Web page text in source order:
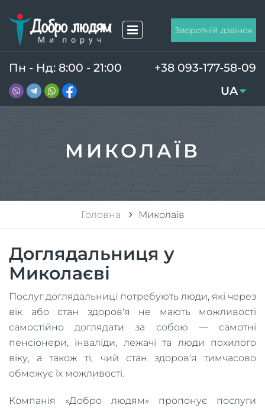
Зворотній дзвінок
Пн - Нд: 8:00 - 21:00
+38 093-177-58-09
UA
RU
МИКОЛАЇВ
Головна Миколаїв
Доглядальниця у
Миколаєві
Послуг доглядальниці потребують люди, які через
вік або стан здоров'я не мають можливості
самостійно доглядати за собою — самотні
пенсіонери, інваліди, лежачі та люди похилого
віку, а також ті, чий стан здоров'я тимчасово
обмежує їх можливості.
Компанія «Добро людям» пропонує послуги